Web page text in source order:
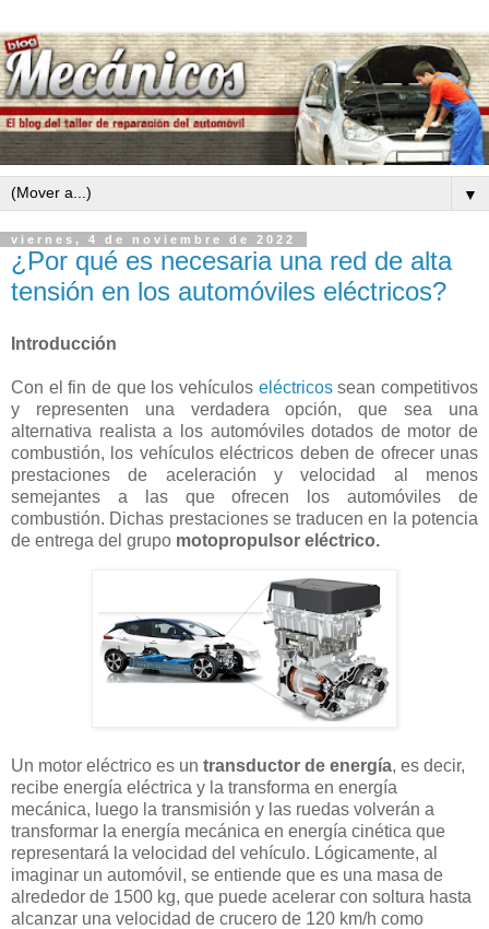
▼
viernes, 4 de noviembre de 2022
¿Por qué es necesaria una red de alta
tensión en los automóviles eléctricos?
Introducción
Con el fin de que los vehículos eléctricossean competitivos
y representen una verdadera opción, que sea una
alternativa realista a los automóviles dotados de motor de
combustión, los vehículos eléctricos deben de ofrecer unas
prestaciones de aceleración y velocidad al menos
semejantes a las que ofrecen los automóviles de
combustión. Dichas prestaciones se traducen en la potencia
de entrega del grupo motopropulsor eléctrico.
Un motor eléctrico es un transductor de energía, es decir,
recibe energía eléctrica y la transforma en energía
mecánica, luego la transmisión y las ruedas volverán a
transformar la energía mecánica en energía cinética que
representará la velocidad del vehículo. Lógicamente, al
imaginar un automóvil, se entiende que es una masa de
alrededor de 1500 kg, que puede acelerar con soltura hasta
alcanzar una velocidad de crucero de 120 km/h como